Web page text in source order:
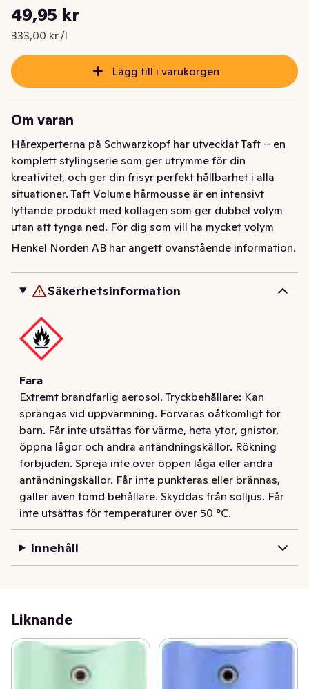
Nuvarande pris är: 49,95 kr
49,95 kr
333,00 kr /l
Styckpris: 333,00 kr /l
Lägg till i varukorgen
Om varan
Hårexperterna på Schwarzkopf har utvecklat Taft – en
komplett stylingserie som ger utrymme för din
kreativitet, och ger din frisyr perfekt hållbarhet i alla
situationer. Taft Volume hårmousse är en intensivt
lyftande produkt med kollagen som ger dubbel volym
utan att tynga ned. För dig som vill ha mycket volym
ända från hårroten, med ett långvarigt resultat utan att
skydda håret både från eventuella skador av hårfön och
frisyren mot fukt och vind. Passar för fint och tunt hår.
naturligt ursprung inkl vatten. Silicon free formula.
Flaska gjord av aluminium, av vilket 50% är återvunnen.
Hårexperterna på Schwarzkopf har utvecklat Taft – en
komplett stylingserie som ger utrymme för din
kreativitet, och ger din frisyr perfekt hållbarhet i alla
situationer.
Taft Volume hårmousse är en intensivt lyftande produkt
med kollagen som ger dubbel volym utan att tynga ned.
För dig som vill ha mycket volym ända från hårroten,
med ett långvarigt resultat utan att klibba.
Lämnar inga restprodukter. Hjälper till att skydda håret
både från eventuella skador av hårfön och frisyren mot
fukt och vind. Passar för fint och tunt hår. Naturlig look.
aluminium, av vilket 50% är återvunnen.
Henkel Norden AB har angett ovanstående information.
Säkerhetsinformation
Fara
Extremt brandfarlig aerosol. Tryckbehållare: Kan
sprängas vid uppvärmning. Förvaras oåtkomligt för
barn. Får inte utsättas för värme, heta ytor, gnistor,
öppna lågor och andra antändningskällor. Rökning
förbjuden. Spreja inte över öppen låga eller andra
antändningskällor. Får inte punkteras eller brännas,
gäller även tömd behållare. Skyddas från solljus. Får
inte utsättas för temperaturer över 50 °C.
Innehåll
Liknande